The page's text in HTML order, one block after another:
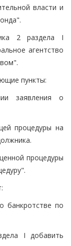
власти и
2 раздела I
агентство
пункты:
заявления о
процедуры на
процедуры
банкротстве по
I добавить